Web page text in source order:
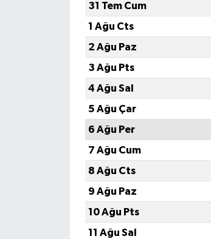
31 Tem Cum
1 Ağu Cts
2 Ağu Paz
3 Ağu Pts
4 Ağu Sal
5 Ağu Çar
6 Ağu Per
7 Ağu Cum
8 Ağu Cts
9 Ağu Paz
10 Ağu Pts
11 Ağu Sal